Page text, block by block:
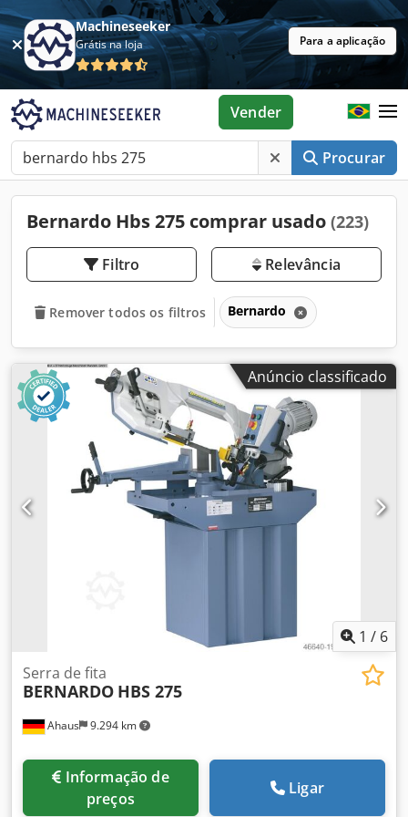
Machineseeker
Grátis na loja Para a aplicação
Procurar
Vender
Bernardo Hbs 275 comprar usado (223)
Filtro Relevância
Remover todos os filtros Bernardo
Anúncio classificado
1 / 6
Ahaus 9.294 km
Serra de fita
BERNARDO HBS 275
preços
Ligar